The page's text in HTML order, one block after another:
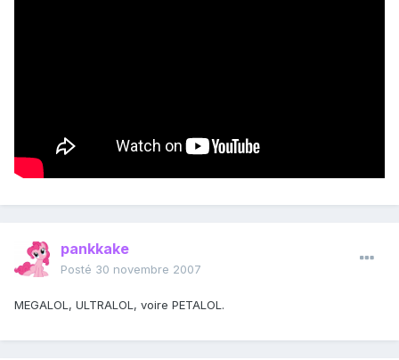
pankkake
Posté 30 novembre 2007
MEGALOL, ULTRALOL, voire PETALOL.